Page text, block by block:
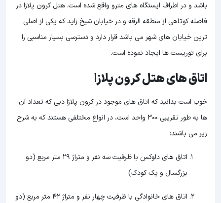
باشد و در اطراف ایستگاه های مترو واقع شده است. هتل کرون پلازا در
فاصله کوتاهی از منطقه الرقه و در خیابان شیخ زاید که یکی از اصلی
ترین خیابان های شهر می باشد قرار دارد و دسترسی بسیار مناسبی را
برای توریست ها ایجاد نموده است.
اتاق های هتل کرون پلازا
خوب است بدانید که اتاق های موجود در کرون پلازا دبی که تعداد آن
ها به طور تقریبی 300 واحد است، در انواع مختلفی هستند که به شرح
زیر می باشند:
اتاق های دلوکس با ظرفیت سه نفر و متراژ 29 متر مربع (دو
بزرگسال و یک کودک)
اتاق های خانوادگی با ظرفیت چهار نفر و متراژ 42 متر مربع (دو